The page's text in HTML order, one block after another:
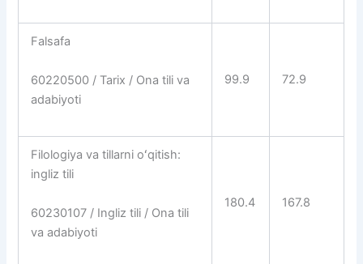
Falsafa
60220500 / Tarix / Ona tili va
adabiyoti
99.9 72.9
Filologiya va tillarni oʻqitish:
ingliz tili
60230107 / Ingliz tili / Ona tili
va adabiyoti
180.4 167.8